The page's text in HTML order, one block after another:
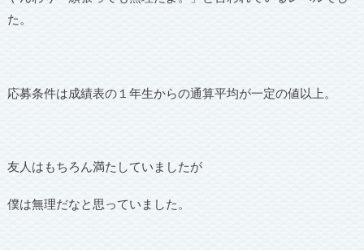
た。
応募条件は成績表の１年生からの通算平均が一定の値以上。
友人はもちろん満たしていましたが
僕は無理だなと思っていました。